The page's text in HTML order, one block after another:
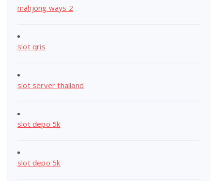
mahjong ways 2
slot qris
slot server thailand
slot depo 5k
slot depo 5k